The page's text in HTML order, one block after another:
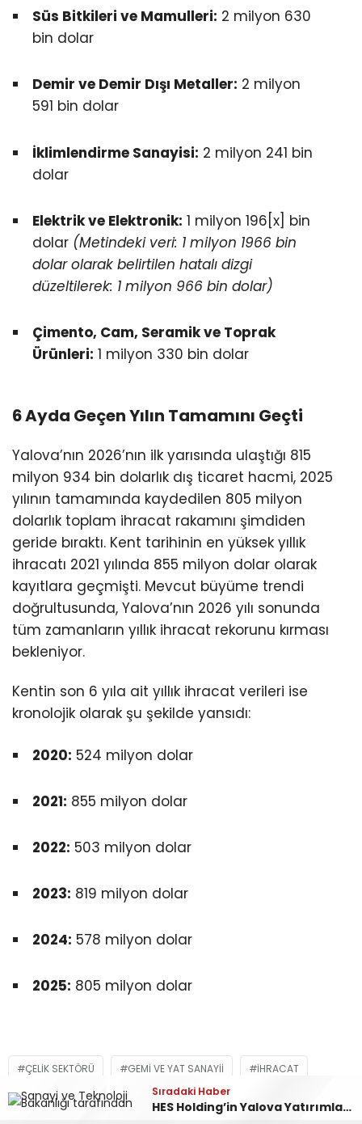
Sıradaki Haber
Yalova İhracatı 2026 İlk 7 Ayda 831 Milyon Doları Geçti
Süs Bitkileri ve Mamulleri: 2 milyon 630
bin dolar
Demir ve Demir Dışı Metaller: 2 milyon
591 bin dolar
İklimlendirme Sanayisi: 2 milyon 241 bin
dolar
Elektrik ve Elektronik: 1 milyon 196[x] bin
dolar (Metindeki veri: 1 milyon 1966 bin
dolar olarak belirtilen hatalı dizgi
düzeltilerek: 1 milyon 966 bin dolar)
Çimento, Cam, Seramik ve Toprak
Ürünleri: 1 milyon 330 bin dolar
6 Ayda Geçen Yılın Tamamını Geçti
Yalova’nın 2026’nın ilk yarısında ulaştığı 815
milyon 934 bin dolarlık dış ticaret hacmi, 2025
yılının tamamında kaydedilen 805 milyon
dolarlık toplam ihracat rakamını şimdiden
geride bıraktı. Kent tarihinin en yüksek yıllık
ihracatı 2021 yılında 855 milyon dolar olarak
kayıtlara geçmişti. Mevcut büyüme trendi
doğrultusunda, Yalova’nın 2026 yılı sonunda
tüm zamanların yıllık ihracat rekorunu kırması
bekleniyor.
Kentin son 6 yıla ait yıllık ihracat verileri ise
kronolojik olarak şu şekilde yansıdı:
2020: 524 milyon dolar
2021: 855 milyon dolar
2022: 503 milyon dolar
2023: 819 milyon dolar
2024: 578 milyon dolar
2025: 805 milyon dolar
ÇELIK SEKTÖRÜ GEMI VE YAT SANAYII İHRACAT
IHRACAT REKORU TERSANE YALOVA
Sıradaki Haber
HES Holding’in Yalova Yatırımlarına Bakanlık Desteği